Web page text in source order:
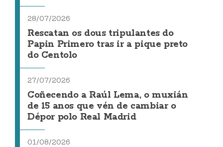
28/07/2026
Rescatan os dous tripulantes do
Papin Primero tras ir a pique preto
do Centolo
27/07/2026
Coñecendo a Raúl Lema, o muxián
de 15 anos que vén de cambiar o
Dépor polo Real Madrid
01/08/2026